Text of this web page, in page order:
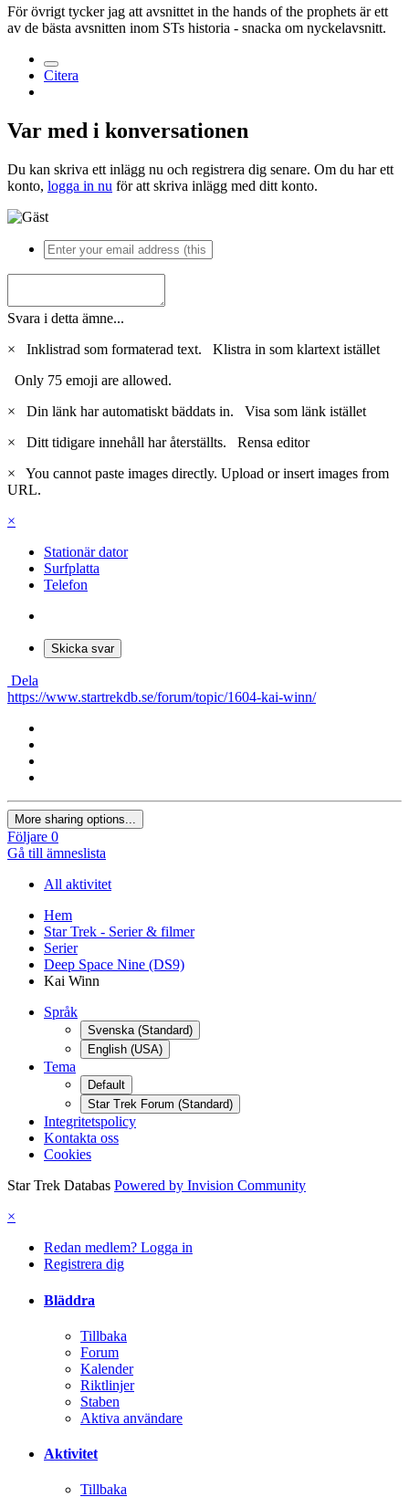
För övrigt tycker jag att avsnittet in the hands of the prophets är ett
av de bästa avsnitten inom STs historia - snacka om nyckelavsnitt.
Citera
Var med i konversationen
Du kan skriva ett inlägg nu och registrera dig senare. Om du har ett
konto, logga in nu för att skriva inlägg med ditt konto.
Svara i detta ämne...
×
Inklistrad som formaterad text. Klistra in som klartext istället
Only 75 emoji are allowed.
×
Din länk har automatiskt bäddats in. Visa som länk istället
×
Ditt tidigare innehåll har återställts. Rensa editor
×
You cannot paste images directly. Upload or insert images from
URL.
×
Stationär dator
Surfplatta
Telefon
Skicka svar
Dela
https://www.startrekdb.se/forum/topic/1604-kai-winn/
More sharing options...
Följare 0
Gå till ämneslista
All aktivitet
Hem
Star Trek - Serier & filmer
Serier
Deep Space Nine (DS9)
Kai Winn
Språk
Svenska (Standard)
English (USA)
Tema
Default
Star Trek Forum (Standard)
Integritetspolicy
Kontakta oss
Cookies
Star Trek Databas Powered by Invision Community
×
Redan medlem? Logga in
Registrera dig
Bläddra
Tillbaka
Forum
Kalender
Riktlinjer
Staben
Aktiva användare
Aktivitet
Tillbaka